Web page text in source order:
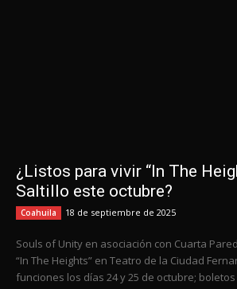
¿Listos para vivir “In The
Saltillo este octubre?
Coahuila 18 de septiembre de 2025
Souls of Unity en asociación con Cuarta
“In The Heights” en Teatro de la Ciudad
funciones los días 24 y 25 de octubre;